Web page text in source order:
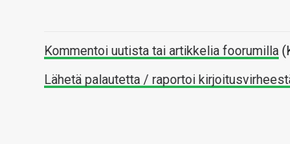
Kommentoi uutista tai artikkelia foorumilla
Lähetä palautetta / raportoi